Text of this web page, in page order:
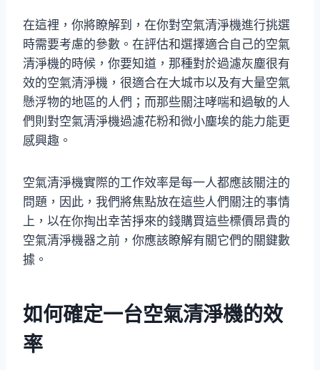
在這裡，你將瞭解到，在你對空氣清淨機進行挑選
時需要考慮的參數。在評估和選擇適合自己的空氣
清淨機的時候，你要知道，那種對於過濾灰塵很有
效的空氣清淨機，很適合在大城市以及有大量空氣
懸浮物的地區的人們；而那些關注哮喘和過敏的人
們則對空氣清淨機過濾花粉和微小塵埃的能力能更
感興趣。
空氣清淨機實際的工作效率是每一人都應該關注的
問題，因此，我們將焦點放在這些人們關注的事情
上，以在你掏出幸苦掙來的錢購買這些標價昂貴的
空氣清淨機器之前，你應該瞭解有關它們的關鍵數
據。
如何確定一台空氣清淨機的效
率